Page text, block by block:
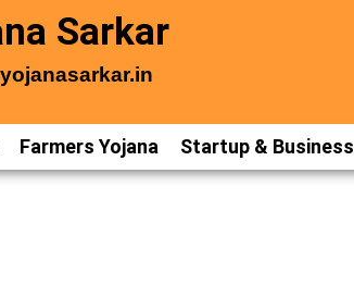
Sarkar
Farmers Yojana Startup & Business